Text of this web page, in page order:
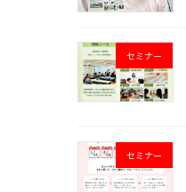
セミナー
セミナー